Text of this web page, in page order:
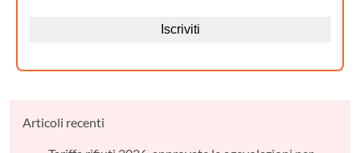
Articoli recenti